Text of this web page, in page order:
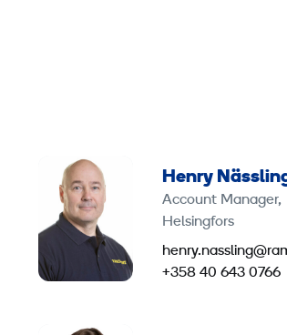
Henry
Account Manager,
Helsingfors
+358 40 643 0766